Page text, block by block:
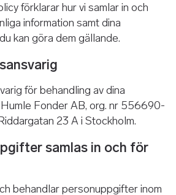
förklarar hur vi samlar in och
information samt dina
kan göra dem gällande.
för behandling av dina
Fonder AB, org. nr 556690-
23 A i Stockholm.
samlas in och för
behandlar personuppgifter inom